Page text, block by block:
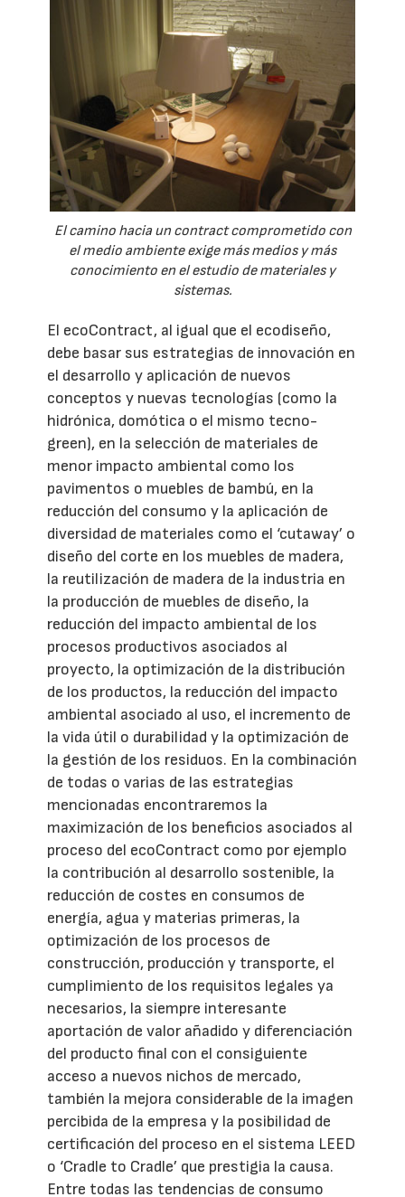
El camino hacia un contract comprometido con
el medio ambiente exige más medios y más
conocimiento en el estudio de materiales y
sistemas.
El ecoContract, al igual que el ecodiseño,
debe basar sus estrategias de innovación en
el desarrollo y aplicación de nuevos
conceptos y nuevas tecnologías (como la
hidrónica, domótica o el mismo tecno-
green), en la selección de materiales de
menor impacto ambiental como los
pavimentos o muebles de bambú, en la
reducción del consumo y la aplicación de
diversidad de materiales como el ‘cutaway’ o
diseño del corte en los muebles de madera,
la reutilización de madera de la industria en
la producción de muebles de diseño, la
reducción del impacto ambiental de los
procesos productivos asociados al
proyecto, la optimización de la distribución
de los productos, la reducción del impacto
ambiental asociado al uso, el incremento de
la vida útil o durabilidad y la optimización de
la gestión de los residuos. En la combinación
de todas o varias de las estrategias
mencionadas encontraremos la
maximización de los beneficios asociados al
proceso del ecoContract como por ejemplo
la contribución al desarrollo sostenible, la
reducción de costes en consumos de
energía, agua y materias primeras, la
optimización de los procesos de
construcción, producción y transporte, el
cumplimiento de los requisitos legales ya
necesarios, la siempre interesante
aportación de valor añadido y diferenciación
del producto final con el consiguiente
acceso a nuevos nichos de mercado,
también la mejora considerable de la imagen
percibida de la empresa y la posibilidad de
certificación del proceso en el sistema LEED
o ‘Cradle to Cradle’ que prestigia la causa.
Entre todas las tendencias de consumo